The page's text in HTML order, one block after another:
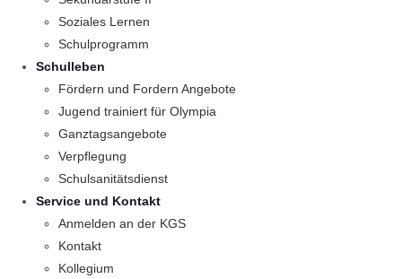
Soziales Lernen
Schulprogramm
Schulleben
Fördern und Fordern Angebote
Jugend trainiert für Olympia
Ganztagsangebote
Verpflegung
Schulsanitätsdienst
Service und Kontakt
Anmelden an der KGS
Kontakt
Kollegium